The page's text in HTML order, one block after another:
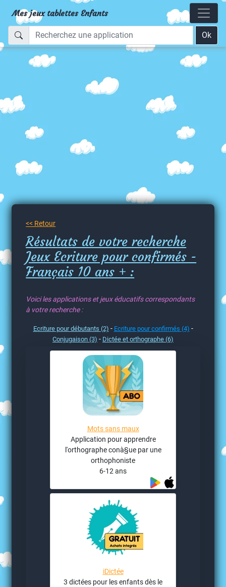
Mes jeux tablettes Enfants
Ok
<< Retour
Résultats de votre recherche
Jeux Ecriture pour confirmés -
Français 10 ans + :
Voici les applications et jeux éducatifs correspondants
à votre recherche :
Ecriture pour débutants (2) - Ecriture pour confirmés (4) -
Conjugaison (3) - Dictée et orthographe (6)
Mots sans maux
Application pour apprendre
l'orthographe conà§ue par une
orthophoniste
6-12 ans
iDictée
3 dictées pour les enfants dès le